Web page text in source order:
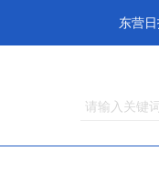
东营
请输入关键